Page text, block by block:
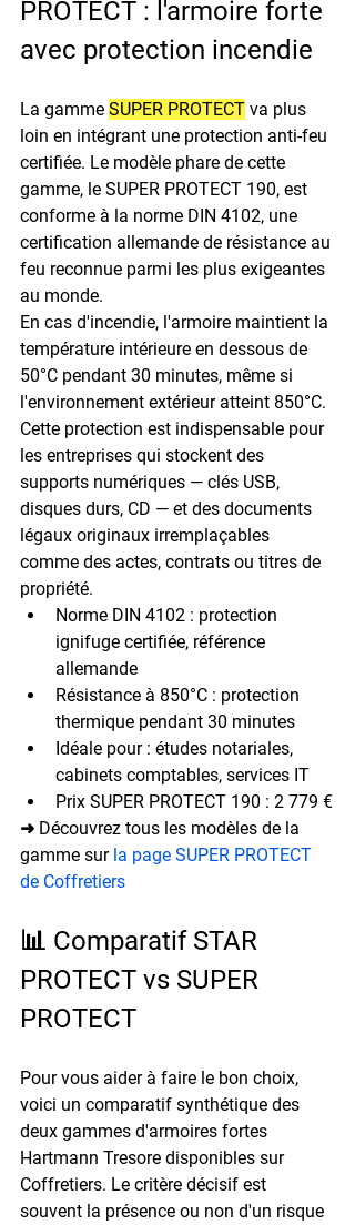
PROTECT : l'armoire forte
avec protection incendie
La gamme SUPER PROTECT va plus
loin en intégrant une protection anti-feu
certifiée. Le modèle phare de cette
gamme, le SUPER PROTECT 190, est
conforme à la norme DIN 4102, une
certification allemande de résistance au
feu reconnue parmi les plus exigeantes
au monde.
En cas d'incendie, l'armoire maintient la
température intérieure en dessous de
50°C pendant 30 minutes, même si
l'environnement extérieur atteint 850°C.
Cette protection est indispensable pour
les entreprises qui stockent des
supports numériques — clés USB,
disques durs, CD — et des documents
légaux originaux irremplaçables
comme des actes, contrats ou titres de
propriété.
Norme DIN 4102 : protection
ignifuge certifiée, référence
allemande
Résistance à 850°C : protection
thermique pendant 30 minutes
Idéale pour : études notariales,
cabinets comptables, services IT
Prix SUPER PROTECT 190 : 2 779 €
➜ Découvrez tous les modèles de la
gamme sur la page SUPER PROTECT
de Coffretiers
📊 Comparatif STAR
PROTECT vs SUPER
PROTECT
Pour vous aider à faire le bon choix,
voici un comparatif synthétique des
deux gammes d'armoires fortes
Hartmann Tresore disponibles sur
Coffretiers. Le critère décisif est
souvent la présence ou non d'un risque